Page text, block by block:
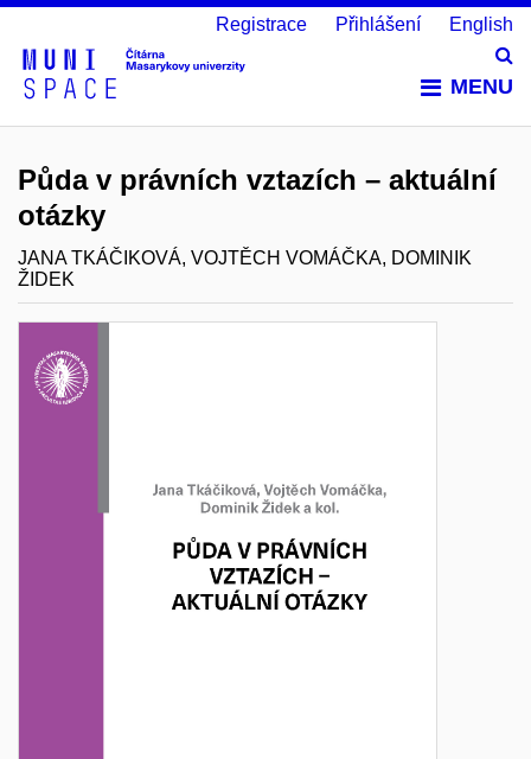
MENU
Registrace Přihlášení English
Půda v právních vztazích – aktuální
otázky
JANA TKÁČIKOVÁ, VOJTĚCH VOMÁČKA, DOMINIK
ŽIDEK